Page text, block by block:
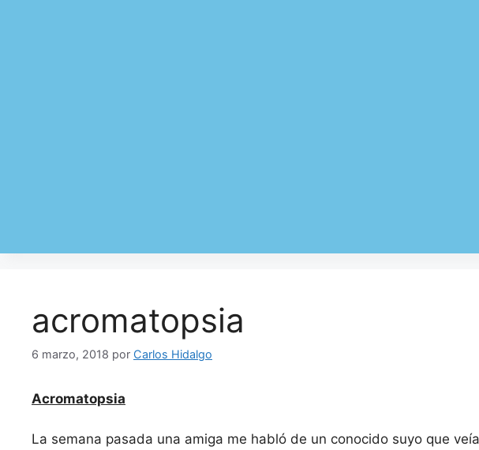
acromatopsia
6 marzo, 2018 por Carlos Hidalgo
Acromatopsia
La semana pasada una amiga me habló de un conocido suyo que